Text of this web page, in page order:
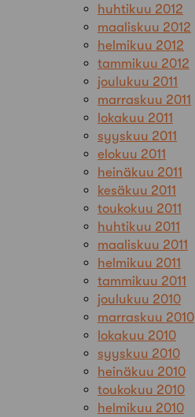
huhtikuu 2012
maaliskuu 2012
helmikuu 2012
tammikuu 2012
joulukuu 2011
marraskuu 2011
lokakuu 2011
syyskuu 2011
elokuu 2011
heinäkuu 2011
kesäkuu 2011
toukokuu 2011
huhtikuu 2011
maaliskuu 2011
helmikuu 2011
tammikuu 2011
joulukuu 2010
marraskuu 2010
lokakuu 2010
syyskuu 2010
heinäkuu 2010
toukokuu 2010
helmikuu 2010